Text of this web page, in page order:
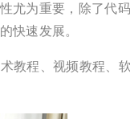
尤为重要，除了代
快速发展。
教程、视频教程、